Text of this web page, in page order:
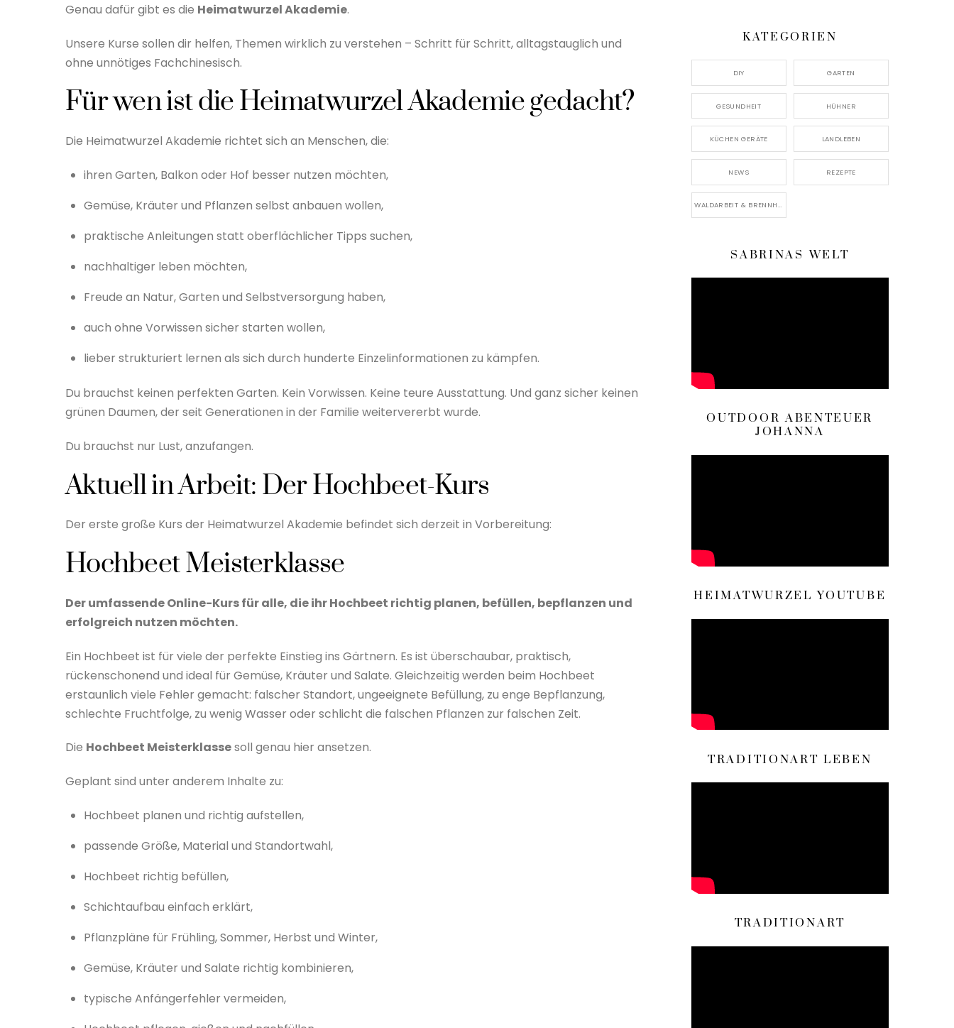
Genau dafür gibt es die Heimatwurzel Akademie.
Unsere Kurse sollen dir helfen, Themen wirklich zu verstehen – Schritt für Schritt, alltagstauglich und
ohne unnötiges Fachchinesisch.
Für wen ist die Heimatwurzel Akademie gedacht?
Die Heimatwurzel Akademie richtet sich an Menschen, die:
ihren Garten, Balkon oder Hof besser nutzen möchten,
Gemüse, Kräuter und Pflanzen selbst anbauen wollen,
praktische Anleitungen statt oberflächlicher Tipps suchen,
nachhaltiger leben möchten,
Freude an Natur, Garten und Selbstversorgung haben,
auch ohne Vorwissen sicher starten wollen,
lieber strukturiert lernen als sich durch hunderte Einzelinformationen zu kämpfen.
Du brauchst keinen perfekten Garten. Kein Vorwissen. Keine teure Ausstattung. Und ganz sicher keinen
grünen Daumen, der seit Generationen in der Familie weitervererbt wurde.
Du brauchst nur Lust, anzufangen.
Aktuell in Arbeit: Der Hochbeet-Kurs
Der erste große Kurs der Heimatwurzel Akademie befindet sich derzeit in Vorbereitung:
Hochbeet Meisterklasse
Der umfassende Online-Kurs für alle, die ihr Hochbeet richtig planen, befüllen, bepflanzen und
erfolgreich nutzen möchten.
Ein Hochbeet ist für viele der perfekte Einstieg ins Gärtnern. Es ist überschaubar, praktisch,
rückenschonend und ideal für Gemüse, Kräuter und Salate. Gleichzeitig werden beim Hochbeet
erstaunlich viele Fehler gemacht: falscher Standort, ungeeignete Befüllung, zu enge Bepflanzung,
schlechte Fruchtfolge, zu wenig Wasser oder schlicht die falschen Pflanzen zur falschen Zeit.
Die Hochbeet Meisterklassesoll genau hier ansetzen.
Geplant sind unter anderem Inhalte zu:
Hochbeet planen und richtig aufstellen,
passende Größe, Material und Standortwahl,
Hochbeet richtig befüllen,
Schichtaufbau einfach erklärt,
Pflanzpläne für Frühling, Sommer, Herbst und Winter,
Gemüse, Kräuter und Salate richtig kombinieren,
typische Anfängerfehler vermeiden,
KATEGORIEN
DIY GARTEN
GESUNDHEIT HÜHNER
KÜCHEN GERÄTE LANDLEBEN
NEWS REZEPTE
WALDARBEIT & BRENNHOLZ
SABRINAS WELT
OUTDOOR ABENTEUER
JOHANNA
HEIMATWURZEL YOUTUBE
TRADITIONART LEBEN
TRADITIONART